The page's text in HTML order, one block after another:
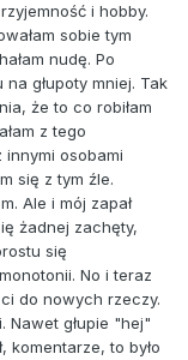
i hobby.
sobie tym
nudę. Po
głupoty mniej. Tak
że to co robiłam
z tego
osobami
się z tym źle.
Ale i mój zapał
żadnej zachęty,
się
No i teraz
do nowych rzeczy.
Nawet głupie "hej"
komentarze, to było